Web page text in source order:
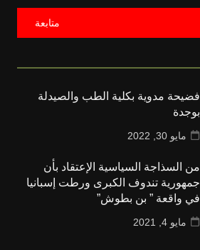
متابعة
فضيحة مدوية بكلية الطب والصيدلة
بوجدة
مايو 30, 2022
من السذاجة السياسية الإعتقاد بأن
جمهورية تندوف الكبرى ورطت إسبانيا
في واقعة ” بن بطوش”
مايو 4, 2021